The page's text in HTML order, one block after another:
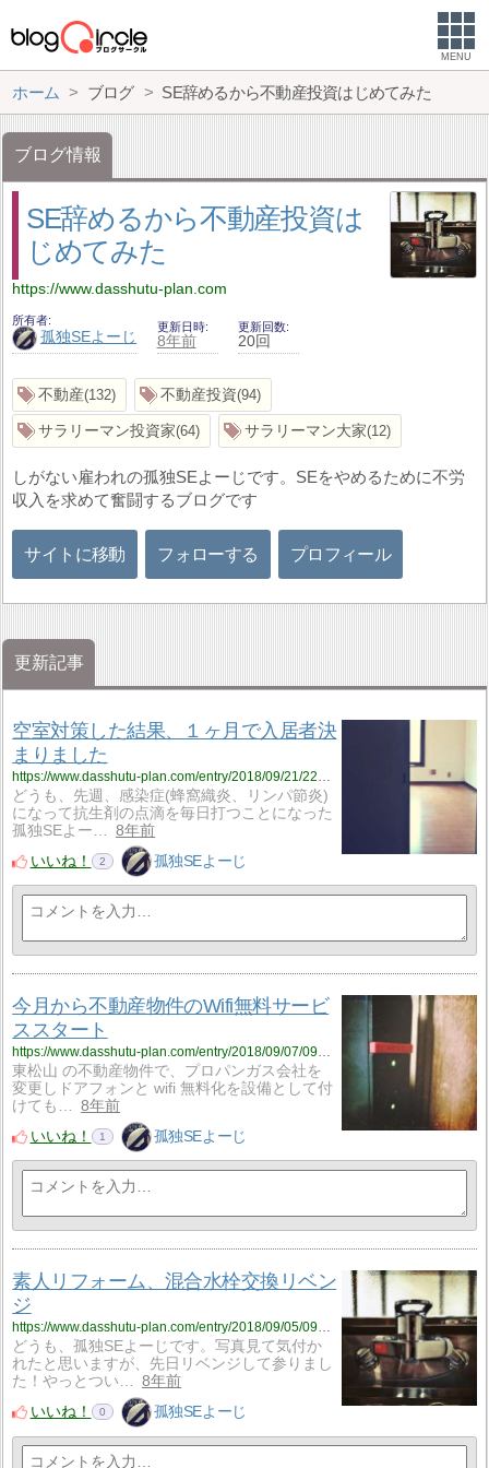
MENU
ホーム ブログ SE辞めるから不動産投資はじめてみた
ブログ情報
SE辞めるから不動産投資は
じめてみた
https://www.dasshutu-plan.com
所有者
孤独SEよーじ
更新日時
8年前
更新回数
20回
不動産 132 不動産投資 94
サラリーマン投資家 64 サラリーマン大家 12
しがない雇われの孤独SEよーじです。SEをやめるために不労
収入を求めて奮闘するブログです
サイトに移動 フォローする プロフィール
更新記事
空室対策した結果、１ヶ月で入居者決
まりました
どうも、先週、感染症(蜂窩織炎、リンパ節炎)
になって抗生剤の点滴を毎日打つことになった
孤独SEよー…
8年前
いいね！
2 孤独SEよーじ
今月から不動産物件のWifi無料サービ
ススタート
東松山 の不動産物件で、プロパンガス会社を
変更しドアフォンと wifi 無料化を設備として付
けても…
8年前
いいね！
1 孤独SEよーじ
素人リフォーム、混合水栓交換リベン
ジ
https://www.dasshutu-plan.com/entry/2018/09/05/090025
どうも、孤独SEよーじです。写真見て気付か
れたと思いますが、先日リベンジして参りまし
た！やっとつい…
8年前
いいね！
0 孤独SEよーじ